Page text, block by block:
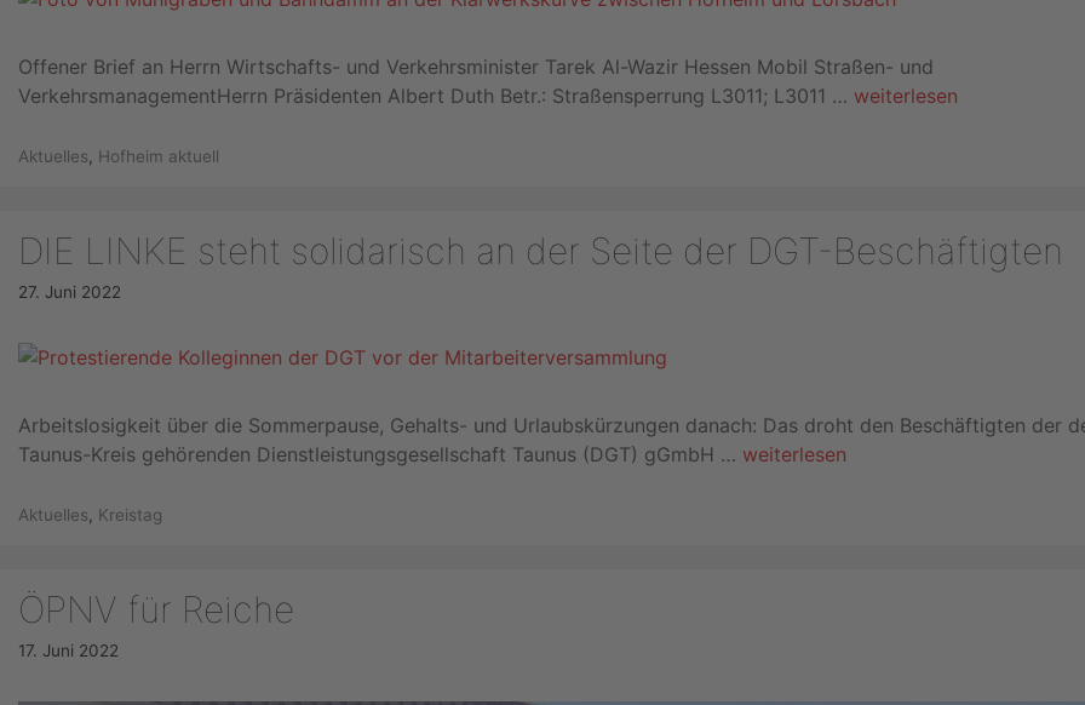
Offener Brief an Herrn Wirtschafts- und Verkehrsminister Tarek Al-Wazir Hessen Mobil Straßen- und
VerkehrsmanagementHerrn Präsidenten Albert Duth Betr.: Straßensperrung L3011; L3011 … weiterlesen
Kategorien
Aktuelles Hofheim aktuell
DIE LINKE steht solidarisch an der Seite der DGT-Beschäftigten
27. Juni 2022
Arbeitslosigkeit über die Sommerpause, Gehalts- und Urlaubskürzungen danach: Das droht den Beschäftigten der
Taunus-Kreis gehörenden Dienstleistungsgesellschaft Taunus (DGT) gGmbH … weiterlesen
Kategorien
Aktuelles Kreistag
ÖPNV für Reiche
17. Juni 2022